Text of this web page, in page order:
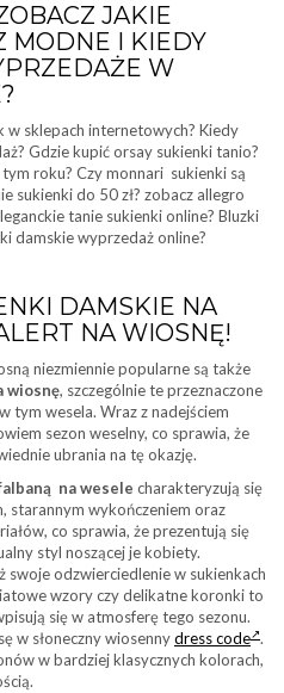
JAKIE
MODNE I KIEDY
W
sklepach internetowych? Kiedy
Gdzie kupić orsay sukienki tanio?
roku? Czy monnari sukienki są
sukienki do 50 zł? zobacz allegro
tanie sukienki online? Bluzki
damskie wyprzedaż online?
DAMSKIE NA
NA WIOSNĘ!
niezmiennie popularne są także
wiosnę, szczególnie te przeznaczone
tym wesela. Wraz z nadejściem
sezon weselny, co sprawia, że
ubrania na tę okazję.
na wesele charakteryzują się
starannym wykończeniem oraz
co sprawia, że prezentują się
styl noszącej je kobiety.
odzwierciedlenie w sukienkach
wzory czy delikatne koronki to
się w atmosferę tego sezonu.
w słoneczny wiosennydress code .
w bardziej klasycznych kolorach,